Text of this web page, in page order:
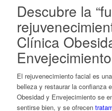
Descubre la
Clínica
Envejecimiento
El rejuvenecimiento facial es
belleza y restaurar la confianza
Obesidad y Envejecimiento se
sentirse bien, y se ofrecen